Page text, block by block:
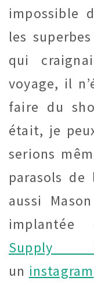
impossible
les
qui
voyage, il
faire du
était, je
serions
parasols de
aussi
un instagram